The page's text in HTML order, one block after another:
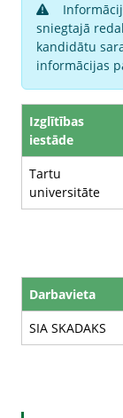
sniegtajā
kandidātu
informācijas
Izglītības
iestāde
Tartu
universitāte
Darbavieta
SIA SKADAKS